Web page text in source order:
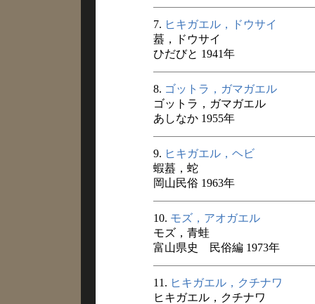
7. ヒキガエル，ドウサイ
蟇，ドウサイ
ひだびと 1941年
8. ゴットラ，ガマガエル
ゴットラ，ガマガエル
あしなか 1955年
9. ヒキガエル，ヘビ
蝦蟇，蛇
岡山民俗 1963年
10. モズ，アオガエル
モズ，青蛙
富山県史 民俗編 1973年
11. ヒキガエル，クチナワ
ヒキガエル，クチナワ